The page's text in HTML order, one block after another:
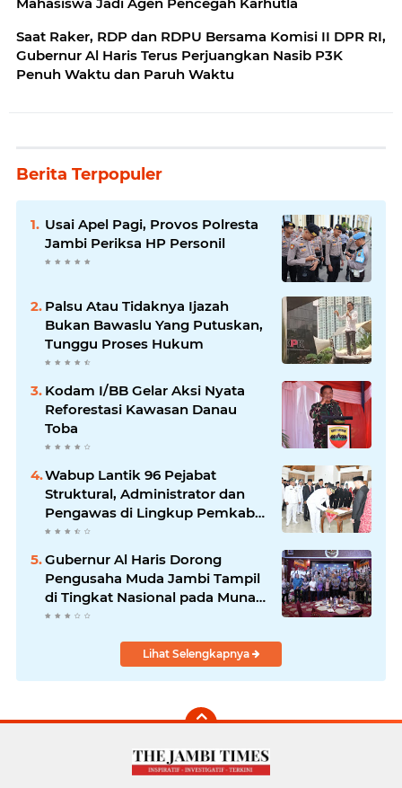
Saat Raker, RDP dan RDPU Bersama Komisi II DPR RI,
Gubernur Al Haris Terus Perjuangkan Nasib P3K
Penuh Waktu dan Paruh Waktu
Berita Terpopuler
Usai Apel Pagi, Provos Polresta
Jambi Periksa HP Personil
Palsu Atau Tidaknya Ijazah
Bukan Bawaslu Yang Putuskan,
Tunggu Proses Hukum
Kodam I/BB Gelar Aksi Nyata
Reforestasi Kawasan Danau
Toba
Wabup Lantik 96 Pejabat
Struktural, Administrator dan
Pengawas di Lingkup Pemkab
Tanjabtim
Gubernur Al Haris Dorong
Pengusaha Muda Jambi Tampil
di Tingkat Nasional pada Munas
HIPMI ke-18
Lihat Selengkapnya